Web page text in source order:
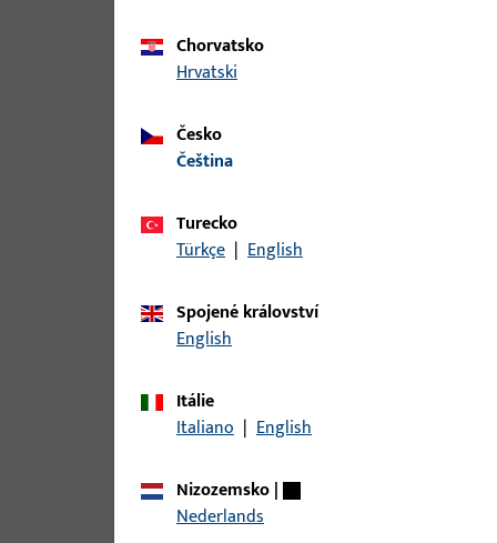
B-78430-04-0-1 | Kolík kliky |
B-78430-07-0-1 | Kolík kliky |
B-78430-08-0-1 | Kolík kliky |
Chorvatsko
Hrvatski
Česko
čeština
Turecko
Türkçe | English
Spojené království
English
Itálie
Italiano | English
Nizozemsko|
Nederlands